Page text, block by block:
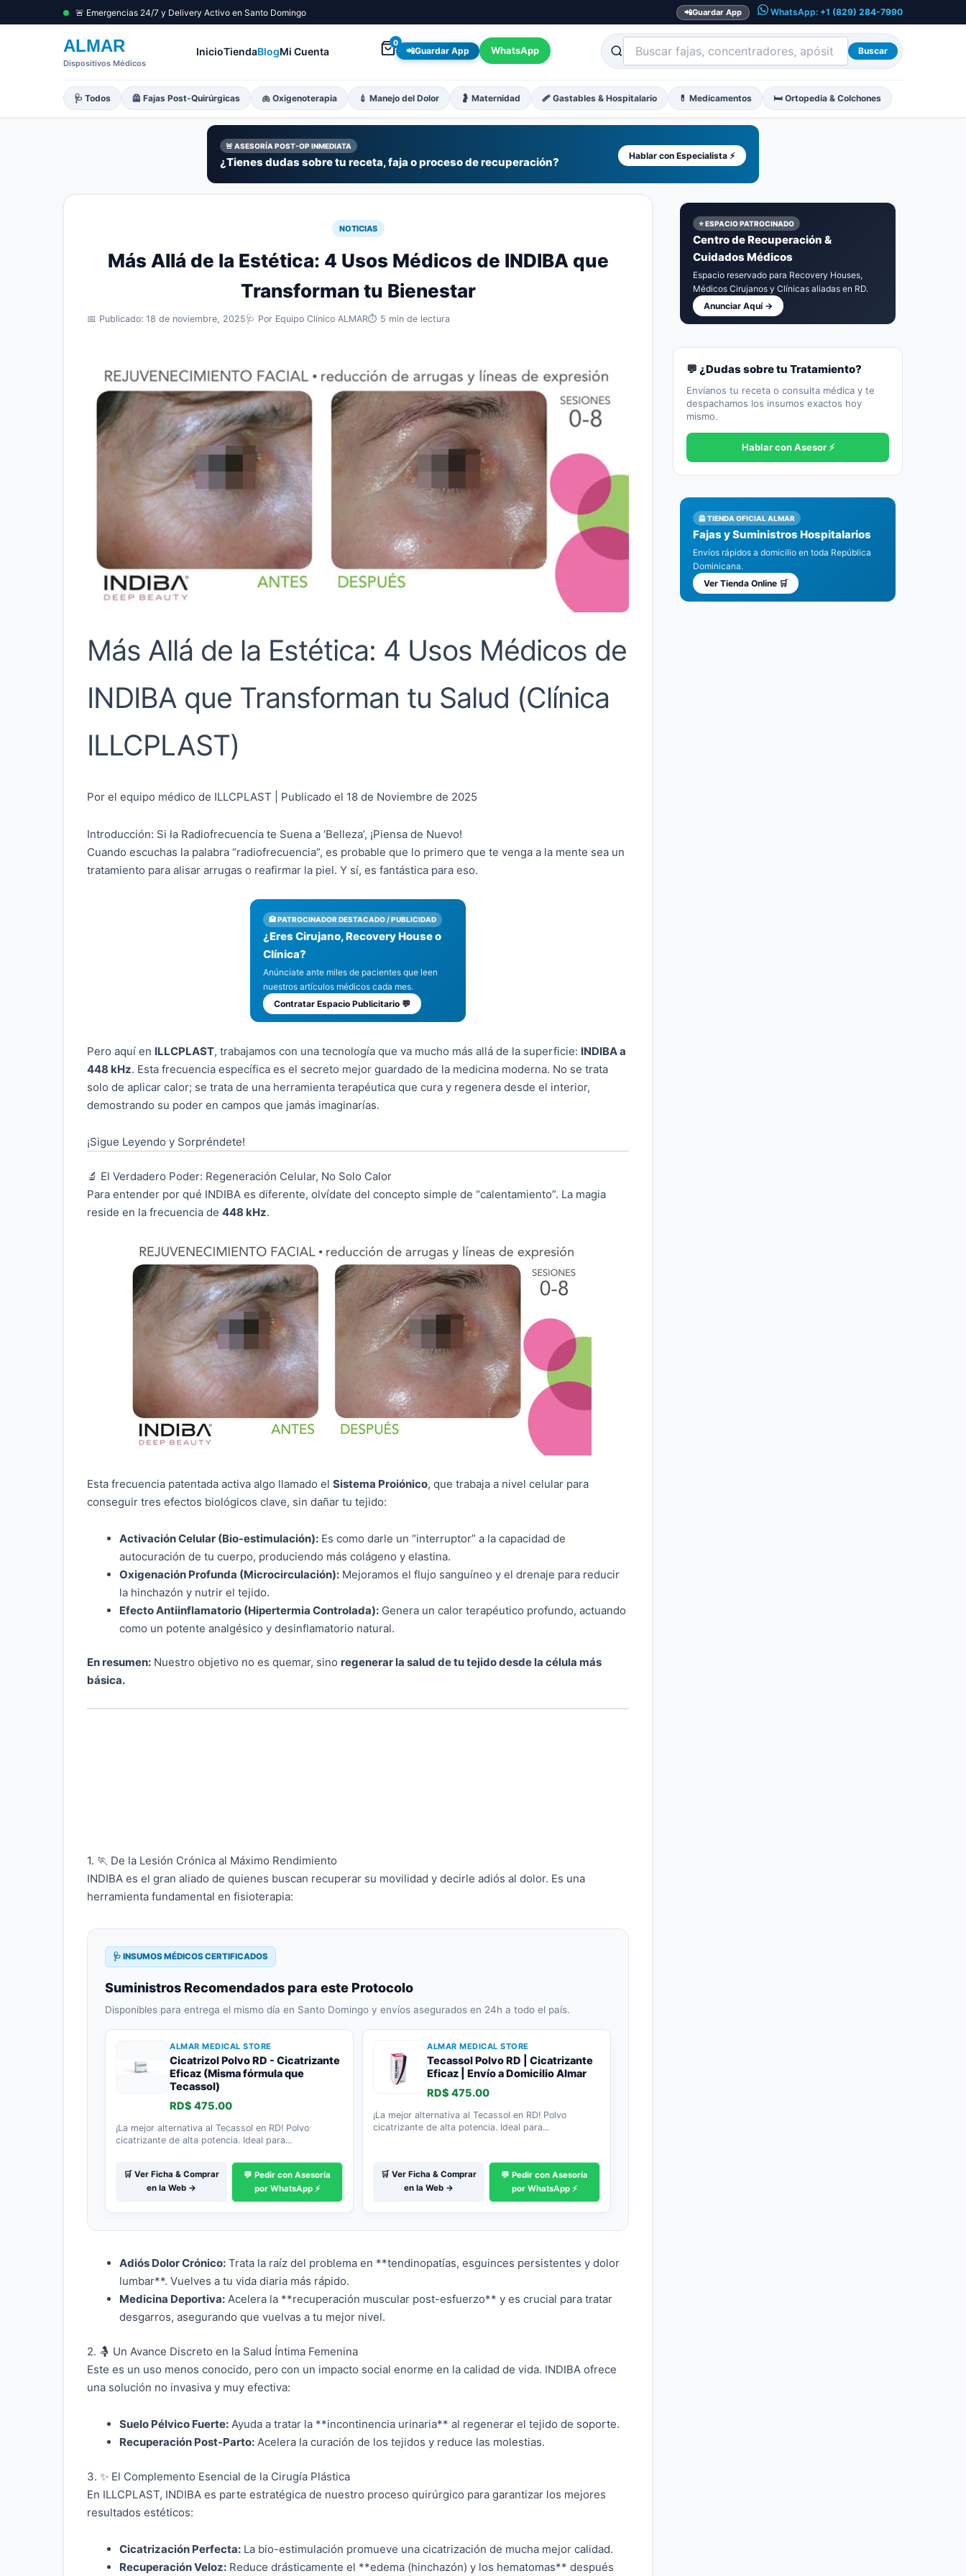
🚨 Emergencias 24/7 y Delivery Activo en Santo Domingo 📲Guardar App WhatsApp: +1 (829) 284-7990
ALMAR
Dispositivos Médicos
InicioTiendaBlogMi Cuenta
0
📲Guardar App WhatsApp Buscar
🩺 Todos 🦺 Fajas Post-Quirúrgicas 🫁 Oxigenoterapia 💉 Manejo del Dolor 🤰 Maternidad 🩹 Gastables & Hospitalario 💊 Medicamentos 🛏️ Ortopedia & Colchones
🚨 ASESORÍA POST-OP INMEDIATA
¿Tienes dudas sobre tu receta, faja o proceso de recuperación? Hablar con Especialista ⚡
NOTICIAS
Más Allá de la Estética: 4 Usos Médicos de INDIBA que
Transforman tu Bienestar
📅 Publicado: 18 de noviembre, 2025🩺 Por Equipo Clínico ALMAR⏱️ 5 min de lectura
Más Allá de la Estética: 4 Usos Médicos de
INDIBA que Transforman tu Salud (Clínica
ILLCPLAST)
Por el equipo médico de ILLCPLAST | Publicado el 18 de Noviembre de 2025
Introducción: Si la Radiofrecuencia te Suena a ‘Belleza’, ¡Piensa de Nuevo!
Cuando escuchas la palabra “radiofrecuencia”, es probable que lo primero que te venga a la mente sea un
tratamiento para alisar arrugas o reafirmar la piel. Y sí, es fantástica para eso.
🏥 PATROCINADOR DESTACADO / PUBLICIDAD
¿Eres Cirujano, Recovery House o
Clínica?
Anúnciate ante miles de pacientes que leen
nuestros artículos médicos cada mes.
Contratar Espacio Publicitario 💬
Pero aquí en ILLCPLAST, trabajamos con una tecnología que va mucho más allá de la superficie: INDIBA a
448 kHz. Esta frecuencia específica es el secreto mejor guardado de la medicina moderna. No se trata
solo de aplicar calor; se trata de una herramienta terapéutica que cura y regenera desde el interior,
demostrando su poder en campos que jamás imaginarías.
¡Sigue Leyendo y Sorpréndete!
🔬 El Verdadero Poder: Regeneración Celular, No Solo Calor
Para entender por qué INDIBA es diferente, olvídate del concepto simple de “calentamiento”. La magia
reside en la frecuencia de 448 kHz.
Esta frecuencia patentada activa algo llamado el Sistema Proiónico, que trabaja a nivel celular para
conseguir tres efectos biológicos clave, sin dañar tu tejido:
Activación Celular (Bio-estimulación): Es como darle un “interruptor” a la capacidad de
autocuración de tu cuerpo, produciendo más colágeno y elastina.
Oxigenación Profunda (Microcirculación): Mejoramos el flujo sanguíneo y el drenaje para reducir
la hinchazón y nutrir el tejido.
Efecto Antiinflamatorio (Hipertermia Controlada): Genera un calor terapéutico profundo, actuando
como un potente analgésico y desinflamatorio natural.
En resumen: Nuestro objetivo no es quemar, sino regenerar la salud de tu tejido desde la célula más
básica.
1. 🏃 De la Lesión Crónica al Máximo Rendimiento
INDIBA es el gran aliado de quienes buscan recuperar su movilidad y decirle adiós al dolor. Es una
herramienta fundamental en fisioterapia:
🩺 INSUMOS MÉDICOS CERTIFICADOS
Suministros Recomendados para este Protocolo
Disponibles para entrega el mismo día en Santo Domingo y envíos asegurados en 24h a todo el país.
ALMAR MEDICAL STORE
Cicatrizol Polvo RD - Cicatrizante
Eficaz (Misma fórmula que
Tecassol)
RD$ 475.00
¡La mejor alternativa al Tecassol en RD! Polvo
cicatrizante de alta potencia. Ideal para...
🛒 Ver Ficha & Comprar
en la Web →
💬 Pedir con Asesoría
por WhatsApp ⚡
ALMAR MEDICAL STORE
Tecassol Polvo RD | Cicatrizante
Eficaz | Envío a Domicilio Almar
RD$ 475.00
¡La mejor alternativa al Tecassol en RD! Polvo
cicatrizante de alta potencia. Ideal para...
🛒 Ver Ficha & Comprar
en la Web →
💬 Pedir con Asesoría
por WhatsApp ⚡
Adiós Dolor Crónico: Trata la raíz del problema en **tendinopatías, esguinces persistentes y dolor
lumbar**. Vuelves a tu vida diaria más rápido.
Medicina Deportiva: Acelera la **recuperación muscular post-esfuerzo** y es crucial para tratar
desgarros, asegurando que vuelvas a tu mejor nivel.
2. 🤱 Un Avance Discreto en la Salud Íntima Femenina
Este es un uso menos conocido, pero con un impacto social enorme en la calidad de vida. INDIBA ofrece
una solución no invasiva y muy efectiva:
Suelo Pélvico Fuerte: Ayuda a tratar la **incontinencia urinaria** al regenerar el tejido de soporte.
Recuperación Post-Parto: Acelera la curación de los tejidos y reduce las molestias.
3. ✨ El Complemento Esencial de la Cirugía Plástica
En ILLCPLAST, INDIBA es parte estratégica de nuestro proceso quirúrgico para garantizar los mejores
resultados estéticos:
Cicatrización Perfecta: La bio-estimulación promueve una cicatrización de mucha mejor calidad.
Recuperación Veloz: Reduce drásticamente el **edema (hinchazón) y los hematomas** después
⭐ ESPACIO PATROCINADO
Centro de Recuperación &
Cuidados Médicos
Espacio reservado para Recovery Houses,
Médicos Cirujanos y Clínicas aliadas en RD.
Anunciar Aquí →
💬 ¿Dudas sobre tu Tratamiento?
Envíanos tu receta o consulta médica y te
despachamos los insumos exactos hoy
mismo.
Hablar con Asesor ⚡
🦺 TIENDA OFICIAL ALMAR
Fajas y Suministros Hospitalarios
Envíos rápidos a domicilio en toda República
Dominicana.
Ver Tienda Online 🛒